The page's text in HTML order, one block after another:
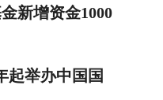
新增资金1000
起举办中国国